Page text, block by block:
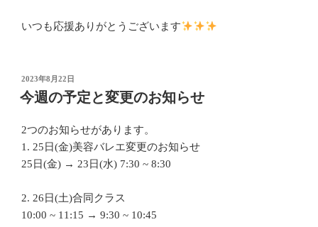
いつも応援ありがとうございます
投
稿
日:
2023年8月22日
今週の予定と変更のお知らせ
2つのお知らせがあります。
1. 25日(金)美容バレエ変更のお知らせ
25日(金) → 23日(水) 7:30 ~ 8:30
2. 26日(土)合同クラス
10:00 ~ 11:15 → 9:30 ~ 10:45